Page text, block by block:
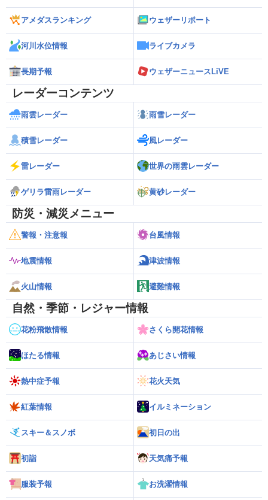
アメダスランキング ウェザーリポート
河川水位情報 ライブカメラ
長期予報 ウェザーニュースLiVE
レーダーコンテンツ
雨雲レーダー 雨雪レーダー
積雪レーダー 風レーダー
雷レーダー 世界の雨雲レーダー
ゲリラ雷雨レーダー 黄砂レーダー
防災・減災メニュー
警報・注意報 台風情報
地震情報 津波情報
火山情報 避難情報
自然・季節・レジャー情報
花粉飛散情報 さくら開花情報
ほたる情報 あじさい情報
熱中症予報 花火天気
紅葉情報 イルミネーション
スキー＆スノボ 初日の出
初詣 天気痛予報
服装予報 お洗濯情報